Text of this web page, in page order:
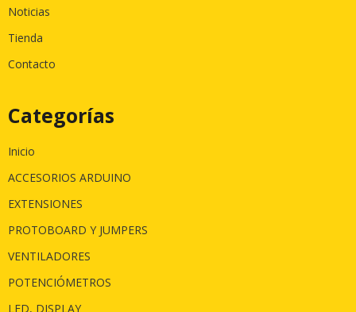
Noticias
Tienda
Contacto
Categorías
Inicio
ACCESORIOS ARDUINO
EXTENSIONES
PROTOBOARD Y JUMPERS
VENTILADORES
POTENCIÓMETROS
LED, DISPLAY